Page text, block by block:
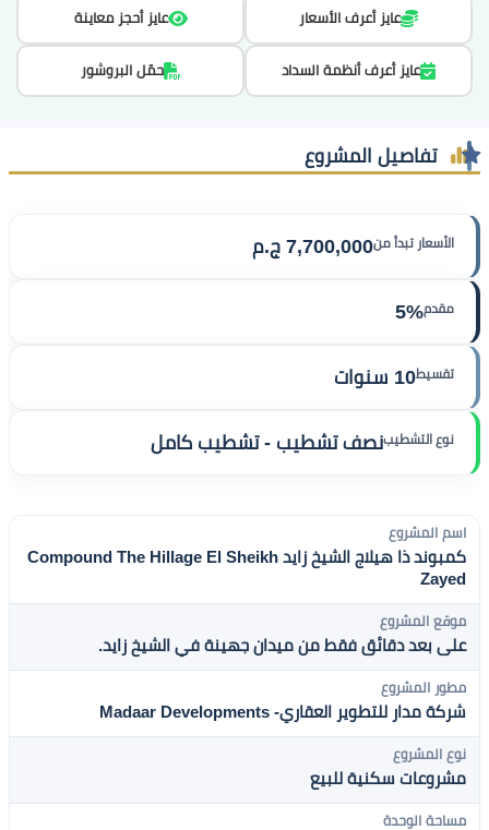
عايز أعرف الأسعار عايز أحجز معاينة
عايز أعرف أنظمة السداد حمّل البروشور
تفاصيل المشروع
الأسعار تبدأ من7,700,000 ج.م
مقدم5%
تقسيط10 سنوات
نوع التشطيبنصف تشطيب - تشطيب كامل
اسم المشروع
كمبوند ذا هيلاج الشيخ زايد Compound The Hillage El Sheikh
Zayed
موقع المشروع
على بعد دقائق فقط من ميدان جهينة في الشيخ زايد.
مطور المشروع
شركة مدار للتطوير العقاري- Madaar Developments
نوع المشروع
مشروعات سكنية للبيع
مساحة الوحدة